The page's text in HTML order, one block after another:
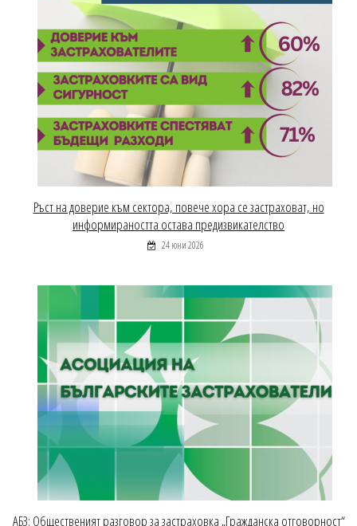
Ръст на доверие към сектора, повече хора се застраховат, но
информираността остава предизвикателство
24 юни 2026
АБЗ: Общественият разговор за застраховка „Гражданска отговорност“